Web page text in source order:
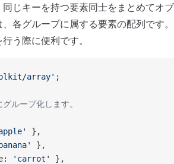
じキーを持つ要素同士をまとめてオ
各グループに属する要素の配列です
う際に便利です。
array' ;
ループ化します。
},
},
'carrot'
},